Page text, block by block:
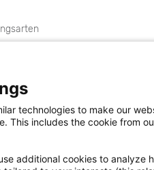
technologies to make our
This includes the cookie from
additional cookies to analyze